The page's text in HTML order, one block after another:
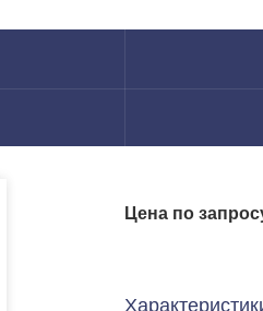
Цена по